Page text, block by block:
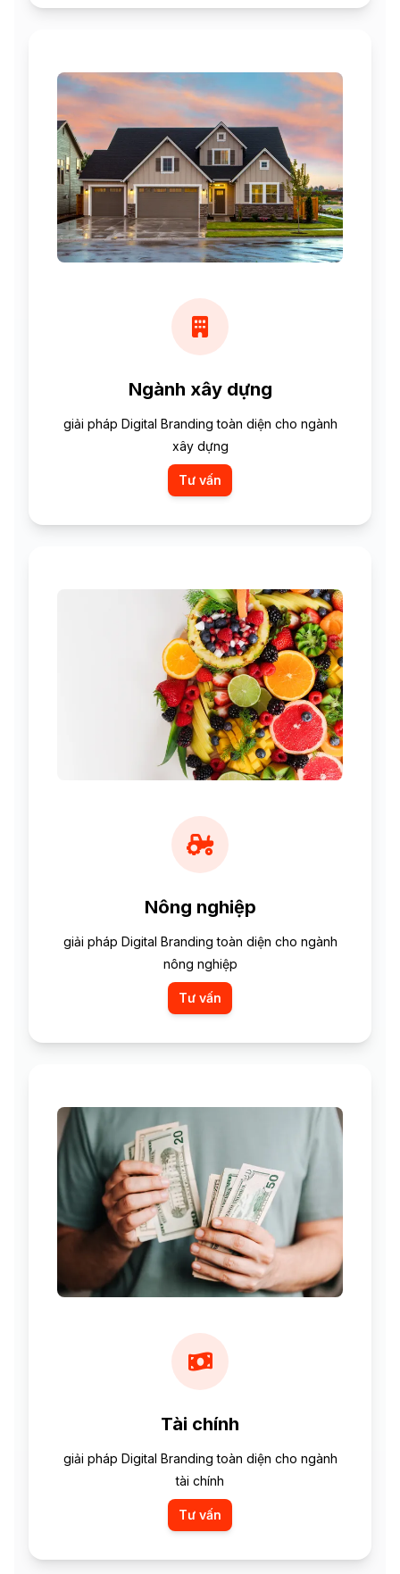
Ngành xây dựng
giải pháp Digital Branding toàn diện cho ngành
xây dựng
Tư vấn
Nông nghiệp
giải pháp Digital Branding toàn diện cho ngành
nông nghiệp
Tư vấn
Tài chính
giải pháp Digital Branding toàn diện cho ngành
tài chính
Tư vấn